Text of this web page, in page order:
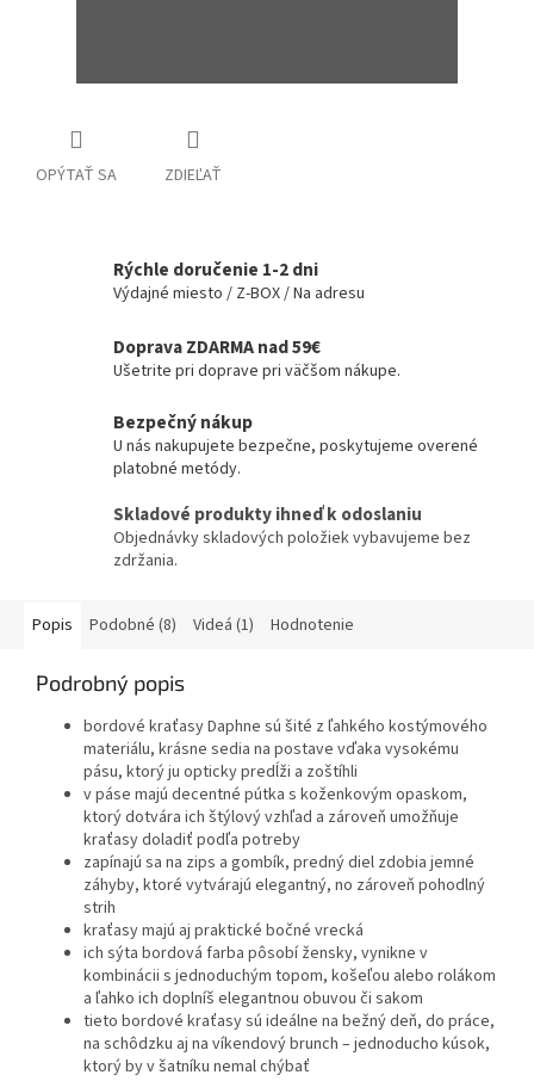
OPÝTAŤ SA ZDIEĽAŤ
Rýchle doručenie 1-2 dni
Výdajné miesto / Z-BOX / Na adresu
Doprava ZDARMA nad 59€
Ušetrite pri doprave pri väčšom nákupe.
Bezpečný nákup
U nás nakupujete bezpečne, poskytujeme overené
platobné metódy.
Skladové produkty ihneď k odoslaniu
Objednávky skladových položiek vybavujeme bez
zdržania.
Popis Podobné (8) Videá (1) Hodnotenie
Podrobný popis
bordové kraťasy Daphne sú šité z ľahkého kostýmového
materiálu, krásne sedia na postave vďaka vysokému
pásu, ktorý ju opticky predĺži a zoštíhli
v páse majú decentné pútka s koženkovým opaskom,
ktorý dotvára ich štýlový vzhľad a zároveň umožňuje
kraťasy doladiť podľa potreby
zapínajú sa na zips a gombík, predný diel zdobia jemné
záhyby, ktoré vytvárajú elegantný, no zároveň pohodlný
strih
kraťasy majú aj praktické bočné vrecká
ich sýta bordová farba pôsobí žensky, vynikne v
kombinácii s jednoduchým topom, košeľou alebo rolákom
a ľahko ich doplníš elegantnou obuvou či sakom
tieto bordové kraťasy sú ideálne na bežný deň, do práce,
na schôdzku aj na víkendový brunch – jednoducho kúsok,
ktorý by v šatníku nemal chýbať